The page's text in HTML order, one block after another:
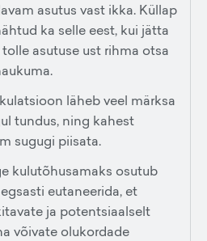
asutus vast ikka. Küllap
ka selle eest, kui jätta
asutuse ust rihma otsa
läheb veel märksa
tundus, ning kahest
sugugi piisata.
kulutõhusamaks osutub
eutaneerida, et
ja potentsiaalselt
võivate olukordade